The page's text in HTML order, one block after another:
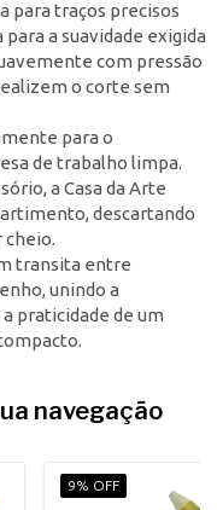
para traços precisos
a suavidade exigida
com pressão
o corte sem
para o
de trabalho limpa.
a Casa da Arte
descartando
cheio.
transita entre
unindo a
praticidade de um
navegação
9% OFF